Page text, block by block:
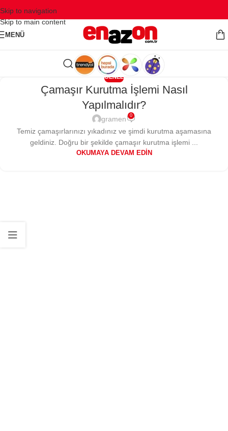
Skip to navigation
Skip to main content
MENÜ
GENEL
Çamaşır Kurutma İşlemi Nasıl
Yapılmalıdır?
gramen 0
Temiz çamaşırlarınızı yıkadınız ve şimdi kurutma aşamasına
geldiniz. Doğru bir şekilde çamaşır kurutma işlemi ...
OKUMAYA DEVAM EDIN